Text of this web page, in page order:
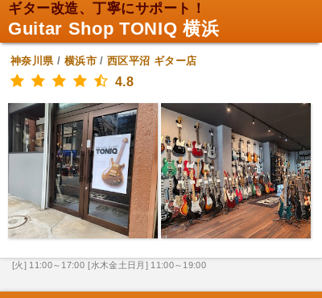
ギター改造、丁寧にサポート！
Guitar Shop TONIQ 横浜
神奈川県/ 横浜市/西区平沼 ギター店
4.8
[火] 11:00～17:00 [水木金土日月] 11:00～19:00